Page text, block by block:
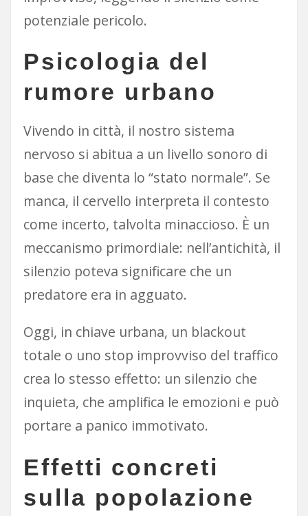
potenziale pericolo.
Psicologia del
rumore urbano
Vivendo in città, il nostro sistema
nervoso si abitua a un livello sonoro di
base che diventa lo “stato normale”. Se
manca, il cervello interpreta il contesto
come incerto, talvolta minaccioso. È un
meccanismo primordiale: nell’antichità, il
silenzio poteva significare che un
predatore era in agguato.
Oggi, in chiave urbana, un blackout
totale o uno stop improvviso del traffico
crea lo stesso effetto: un silenzio che
inquieta, che amplifica le emozioni e può
portare a panico immotivato.
Effetti concreti
sulla popolazione